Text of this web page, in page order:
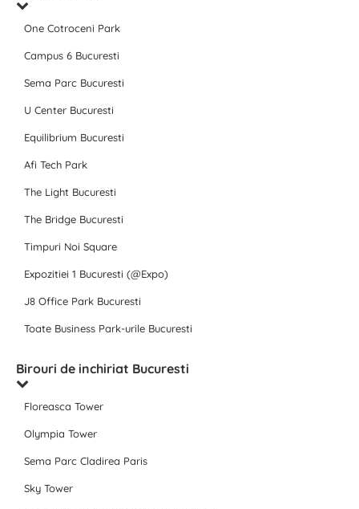
One Cotroceni Park
Campus 6 Bucuresti
Sema Parc Bucuresti
U Center Bucuresti
Equilibrium Bucuresti
Afi Tech Park
The Light Bucuresti
The Bridge Bucuresti
Timpuri Noi Square
Expozitiei 1 Bucuresti (@Expo)
J8 Office Park Bucuresti
Toate Business Park-urile Bucuresti
Birouri de inchiriat Bucuresti
Floreasca Tower
Olympia Tower
Sema Parc Cladirea Paris
Sky Tower